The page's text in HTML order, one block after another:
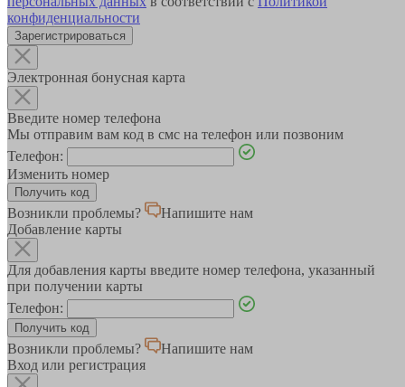
конфиденциальности
Зарегистрироваться
Электронная бонусная карта
Введите номер телефона
Мы отправим вам код в смс на телефон или позвоним
Телефон:
Изменить номер
Возникли проблемы?
Напишите нам
Добавление карты
Для добавления карты введите номер телефона, указанный
при получении карты
Телефон:
Возникли проблемы?
Напишите нам
Вход или регистрация